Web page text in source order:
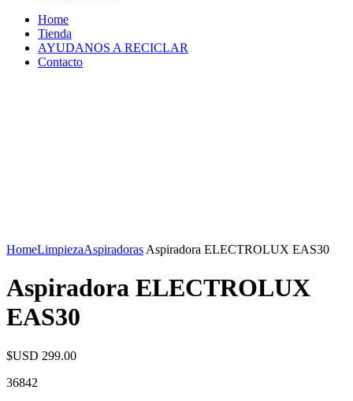
Home
Tienda
AYUDANOS A RECICLAR
Contacto
HomeLimpiezaAspiradoras Aspiradora ELECTROLUX EAS30
Aspiradora ELECTROLUX
EAS30
$USD 299.00
36842